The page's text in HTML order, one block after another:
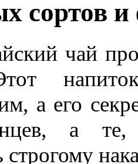
сортов и
чай
а его
а
строгому